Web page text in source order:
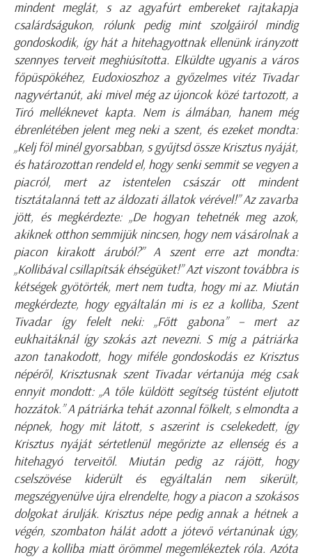
mindent meglát, s az agyafúrt embereket rajtakapja
csalárdságukon, rólunk pedig mint szolgáiról mindig
gondoskodik, így hát a hitehagyottnak ellenünk irányzott
szennyes terveit meghiúsította. Elküldte ugyanis a város
főpüspökéhez, Eudoxioszhoz a győzelmes vitéz Tivadar
nagyvértanút, aki mivel még az újoncok közé tartozott, a
Tiró melléknevet kapta. Nem is álmában, hanem még
ébrenlétében jelent meg neki a szent, és ezeket mondta:
„Kelj föl minél gyorsabban, s gyűjtsd össze Krisztus nyáját,
és határozottan rendeld el, hogy senki semmit se vegyen a
piacról, mert az istentelen császár ott mindent
tisztátalanná tett az áldozati állatok vérével!” Az zavarba
jött, és megkérdezte: „De hogyan tehetnék meg azok,
akiknek otthon semmijük nincsen, hogy nem vásárolnak a
piacon kirakott áruból?” A szent erre azt mondta:
„Kollibával csillapítsák éhségüket!” Azt viszont továbbra is
kétségek gyötörték, mert nem tudta, hogy mi az. Miután
megkérdezte, hogy egyáltalán mi is ez a kolliba, Szent
Tivadar így felelt neki: „Főtt gabona” – mert az
eukhaitáknál így szokás azt nevezni. S míg a pátriárka
azon tanakodott, hogy miféle gondoskodás ez Krisztus
népéről, Krisztusnak szent Tivadar vértanúja még csak
ennyit mondott: „A tőle küldött segítség tüstént eljutott
hozzátok.” A pátriárka tehát azonnal fölkelt, s elmondta a
népnek, hogy mit látott, s aszerint is cselekedett, így
Krisztus nyáját sértetlenül megőrizte az ellenség és a
hitehagyó terveitől. Miután pedig az rájött, hogy
cselszövése kiderült és egyáltalán nem sikerült,
megszégyenülve újra elrendelte, hogy a piacon a szokásos
dolgokat árulják. Krisztus népe pedig annak a hétnek a
végén, szombaton hálát adott a jótevő vértanúnak úgy,
hogy a kolliba miatt örömmel megemlékeztek róla. Azóta